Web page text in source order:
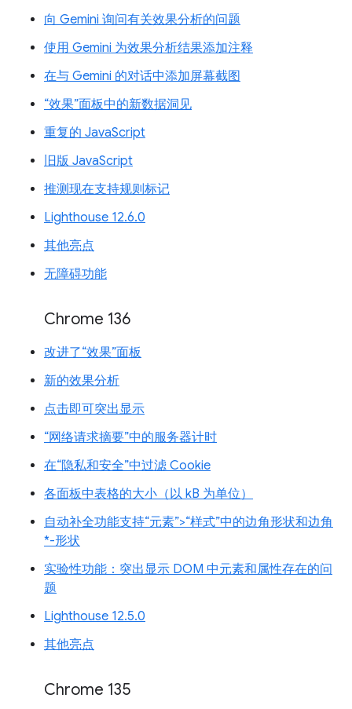
向 Gemini 询问有关效果分析的问题
使用 Gemini 为效果分析结果添加注释
在与 Gemini 的对话中添加屏幕截图
“效果”面板中的新数据洞见
重复的 JavaScript
旧版 JavaScript
推测现在支持规则标记
Lighthouse 12.6.0
其他亮点
无障碍功能
Chrome 136
改进了“效果”面板
新的效果分析
点击即可突出显示
“网络请求摘要”中的服务器计时
在“隐私和安全”中过滤 Cookie
各面板中表格的大小（以 kB 为单位）
自动补全功能支持“元素”>“样式”中的边角形状和边角
*-形状
实验性功能：突出显示 DOM 中元素和属性存在的问
题
Lighthouse 12.5.0
其他亮点
Chrome 135